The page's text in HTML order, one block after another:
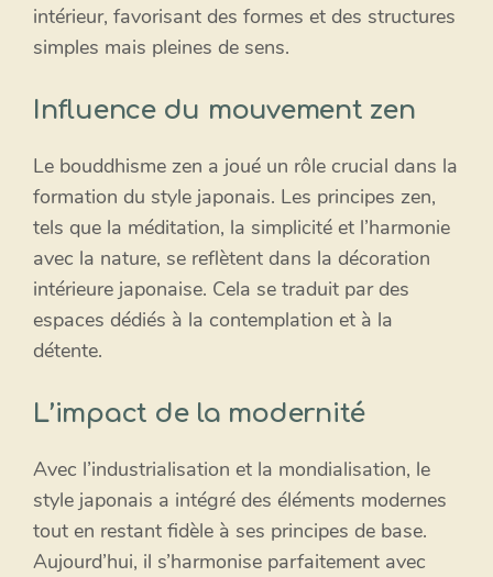
intérieur, favorisant des formes et des structures
simples mais pleines de sens.
Influence du mouvement zen
Le bouddhisme zen a joué un rôle crucial dans la
formation du style japonais. Les principes zen,
tels que la méditation, la simplicité et l’harmonie
avec la nature, se reflètent dans la décoration
intérieure japonaise. Cela se traduit par des
espaces dédiés à la contemplation et à la
détente.
L’impact de la modernité
Avec l’industrialisation et la mondialisation, le
style japonais a intégré des éléments modernes
tout en restant fidèle à ses principes de base.
Aujourd’hui, il s’harmonise parfaitement avec